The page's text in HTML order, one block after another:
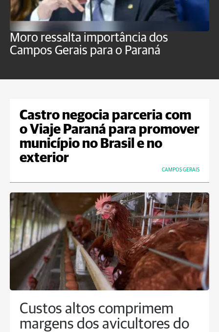
Moro ressalta importância dos
Campos Gerais para o Paraná
Castro negocia parceria com
o Viaje Paraná para promover
município no Brasil e no
exterior
CAMPOS GERAIS
Custos altos comprimem
margens dos avicultores do